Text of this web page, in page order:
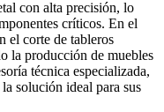
con alta precisión, lo
críticos. En el
el corte de tableros
la producción de muebles
técnica especializada,
solución ideal para sus